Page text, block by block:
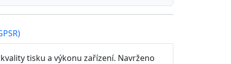
tisku a výkonu zařízení. Navrženo